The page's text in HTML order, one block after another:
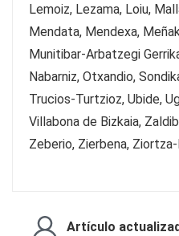
Lemoiz, Lezama, Loiu,
Mendata, Mendexa,
Munitibar-Arbatzegi
Nabarniz, Otxandio,
Trucios-Turtzioz, Ubide,
Villabona de Bizkaia,
Zeberio, Zierbena,
Artículo